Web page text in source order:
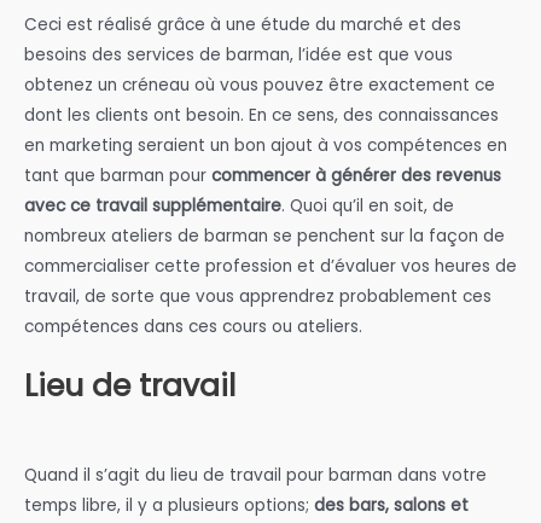
Ceci est réalisé grâce à une étude du marché et des
besoins des services de barman, l’idée est que vous
obtenez un créneau où vous pouvez être exactement ce
dont les clients ont besoin. En ce sens, des connaissances
en marketing seraient un bon ajout à vos compétences en
tant que barman pour commencer à générer des revenus
avec ce travail supplémentaire. Quoi qu’il en soit, de
nombreux ateliers de barman se penchent sur la façon de
commercialiser cette profession et d’évaluer vos heures de
travail, de sorte que vous apprendrez probablement ces
compétences dans ces cours ou ateliers.
Lieu de travail
Quand il s’agit du lieu de travail pour barman dans votre
temps libre, il y a plusieurs options; des bars, salons et